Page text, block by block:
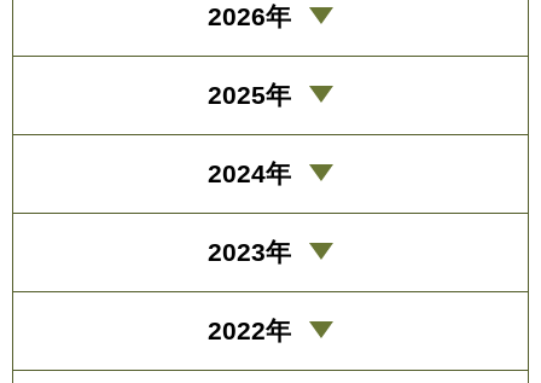
2026年
2025年
2024年
2023年
2022年